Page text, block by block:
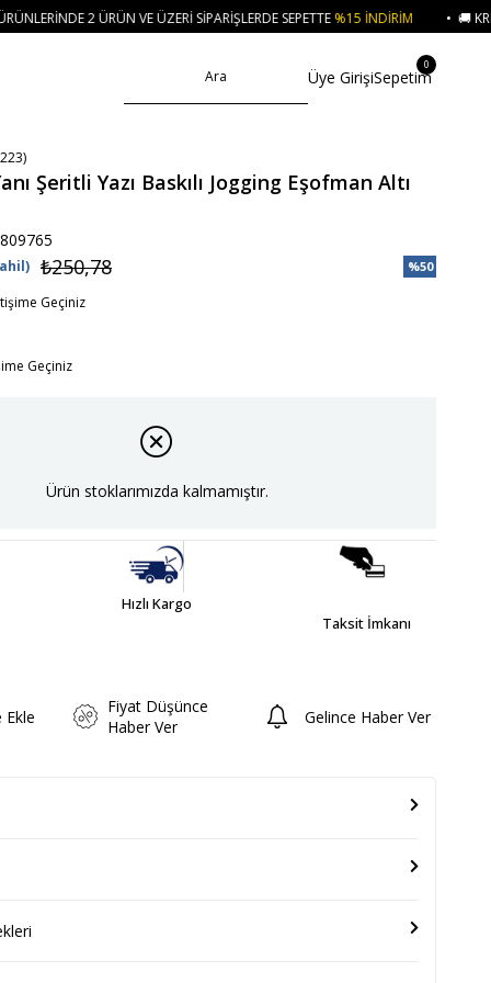
ÜZERI SIPARIŞLERDE SEPETTE%15 İNDIRIM • 🚚 KREDI KARTI VE
Üye GirişiSepetim
0
Şeritli Yazı Baskılı Jogging Eşofman Altı
%50
₺250,78
Geçiniz
Geçiniz
Ürün stoklarımızda kalmamıştır.
Hızlı Kargo
Taksit İmkanı
Ekle
Fiyat Düşünce
Haber Ver
Gelince Haber Ver